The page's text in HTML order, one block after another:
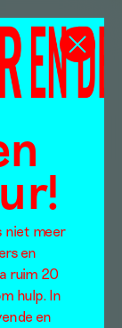
niet meer
en
ruim 20
hulp. In
en